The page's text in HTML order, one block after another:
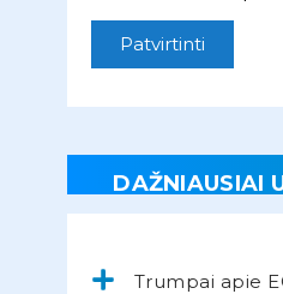
Patvirtinti
DAŽNIAUSIAI
Trumpai apie